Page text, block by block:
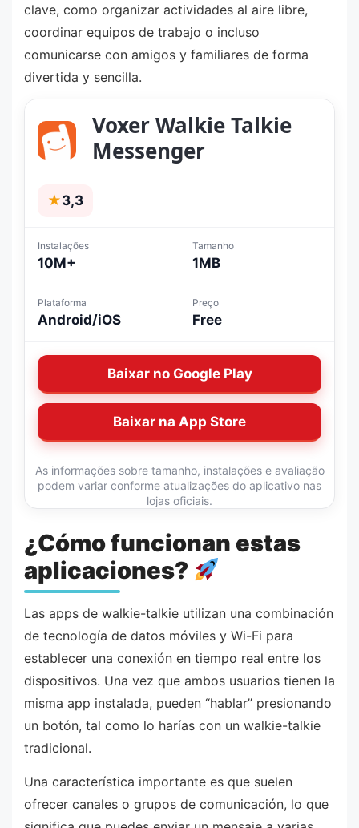
clave, como organizar actividades al aire libre,
coordinar equipos de trabajo o incluso
comunicarse con amigos y familiares de forma
divertida y sencilla.
Voxer Walkie Talkie
Messenger
★3,3
Instalações
10M+
Tamanho
1MB
Plataforma
Android/iOS
Preço
Free
Baixar no Google Play
Baixar na App Store
As informações sobre tamanho, instalações e avaliação
podem variar conforme atualizações do aplicativo nas
lojas oficiais.
¿Cómo funcionan estas
aplicaciones?
Las apps de walkie-talkie utilizan una combinación
de tecnología de datos móviles y Wi-Fi para
establecer una conexión en tiempo real entre los
dispositivos. Una vez que ambos usuarios tienen la
misma app instalada, pueden “hablar” presionando
un botón, tal como lo harías con un walkie-talkie
tradicional.
Una característica importante es que suelen
ofrecer canales o grupos de comunicación, lo que